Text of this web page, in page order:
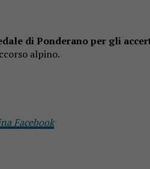
di Ponderano per gli
alpino.
Facebook